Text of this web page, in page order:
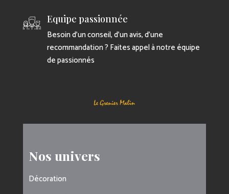
Equipe passionnée
Besoin d’un conseil, d’un avis, d’une
recommandation ? Faites appel à notre équipe
de passionnés
Nos univers
Décoration